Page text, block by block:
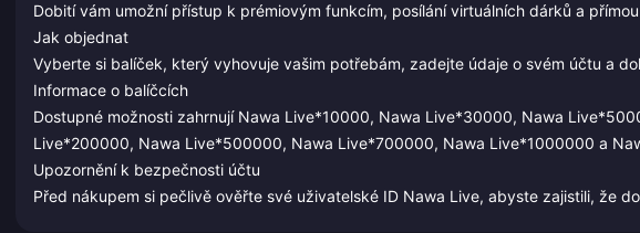
Dobití vám umožní přístup k prémiovým funkcím, posílání virtuálních dárků a
Jak objednat
Vyberte si balíček, který vyhovuje vašim potřebám, zadejte údaje o svém účtu a
Informace o balíčcích
Dostupné možnosti zahrnují Nawa Live*10000, Nawa Live*30000, Nawa
Live*200000, Nawa Live*500000, Nawa Live*700000, Nawa Live*1000000 a
Upozornění k bezpečnosti účtu
Před nákupem si pečlivě ověřte své uživatelské ID Nawa Live, abyste zajistili, že